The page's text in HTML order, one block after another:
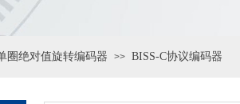
圈绝对值旋转编码器 >> BISS-C协议编码器